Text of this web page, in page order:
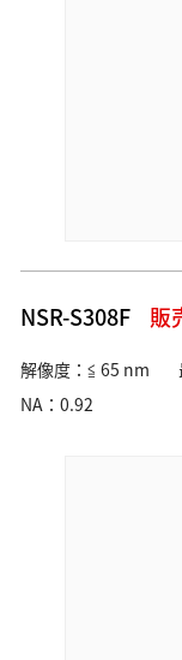
NSR-S308F 販
解像度：≦ 65 nm
NA：0.92